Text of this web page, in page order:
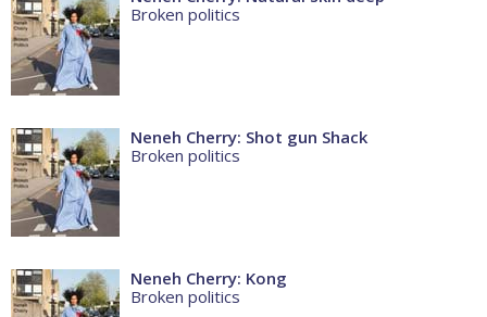
Broken politics
Neneh Cherry: Shot gun Shack
Broken politics
Neneh Cherry: Kong
Broken politics